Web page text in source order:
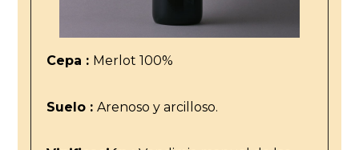
Cepa : Merlot 100%
Suelo : Arenoso y arcilloso.